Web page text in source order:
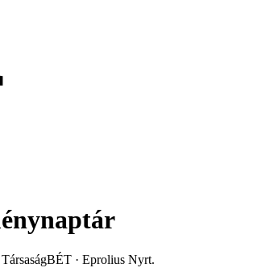
BÉT · Eprolius Nyrt.